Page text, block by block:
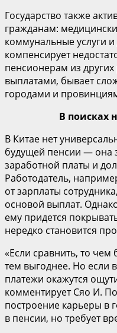
Государство также
гражданам:
коммунальные услуги
компенсирует
пенсионерам из
выплатами, бывает
городами и
В поисках
В Китае нет
будущей пенсии — она
заработной платы и
Работодатель,
от зарплаты
основой выплат.
ему придется
нередко становится
«Если сравнить, то чем
тем выгоднее. Но если
платежи окажутся
комментирует Сяо И.
построение карьеры в
в пенсии, но требует